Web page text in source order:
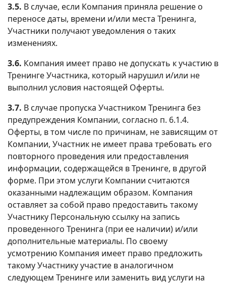
3.5. В случае, если Компания приняла решение о
переносе даты, времени и/или места Тренинга,
Участники получают уведомления о таких
изменениях.
3.6. Компания имеет право не допускать к участию в
Тренинге Участника, который нарушил и/или не
выполнил условия настоящей Оферты.
3.7. В случае пропуска Участником Тренинга без
предупреждения Компании, согласно п. 6.1.4.
Оферты, в том числе по причинам, не зависящим от
Компании, Участник не имеет права требовать его
повторного проведения или предоставления
информации, содержащейся в Тренинге, в другой
форме. При этом услуги Компании считаются
оказанными надлежащим образом. Компания
оставляет за собой право предоставить такому
Участнику Персональную ссылку на запись
проведенного Тренинга (при ее наличии) и/или
дополнительные материалы. По своему
усмотрению Компания имеет право предложить
такому Участнику участие в аналогичном
следующем Тренинге или заменить вид услуги на